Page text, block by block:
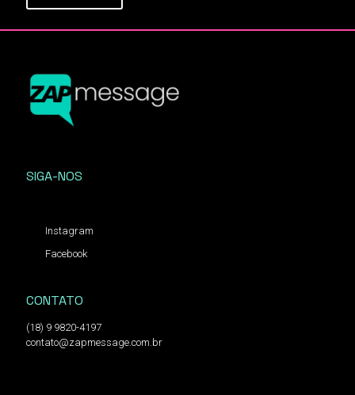
SIGA-NOS
Instagram
Facebook
CONTATO
(18) 9 9820-4197
contato@zapmessage.com.br